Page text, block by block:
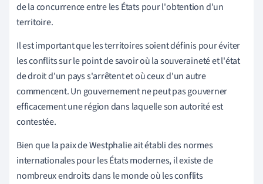
de la concurrence entre les États pour l'obtention d'un
territoire.
Il est important que les territoires soient définis pour éviter
les conflits sur le point de savoir où la souveraineté et l'état
de droit d'un pays s'arrêtent et où ceux d'un autre
commencent. Un gouvernement ne peut pas gouverner
efficacement une région dans laquelle son autorité est
contestée.
Bien que la paix de Westphalie ait établi des normes
internationales pour les États modernes, il existe de
nombreux endroits dans le monde où les conflits